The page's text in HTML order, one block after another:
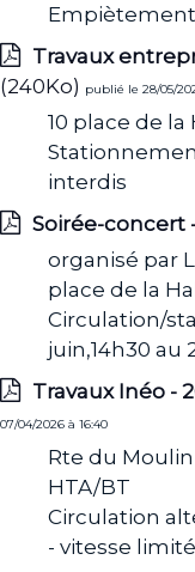
Travaux
(240Ko) publié le 28/05/
10 place de
interdis
Soirée-concert
organisé par
place de la
Circulation/
juin,14h30 au
Travaux Inéo -
07/04/2026 à 16:40
Rte du
HTA/BT
Circulation
- vitesse